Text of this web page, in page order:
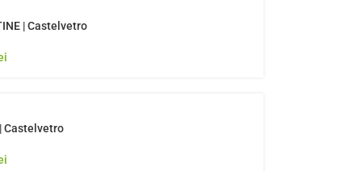
| Castelvetro
Castelvetro